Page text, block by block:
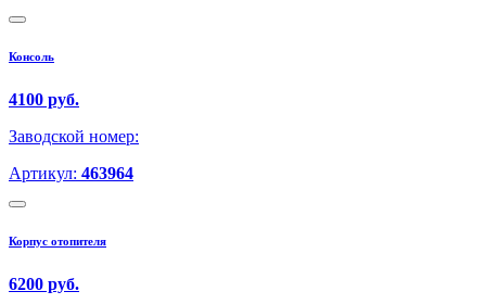
Консоль
4100 руб.
Заводской номер:
Артикул: 463964
Корпус отопителя
6200 руб.